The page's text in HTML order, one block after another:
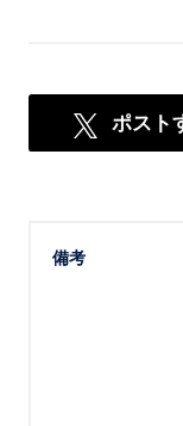
ポスト
備考